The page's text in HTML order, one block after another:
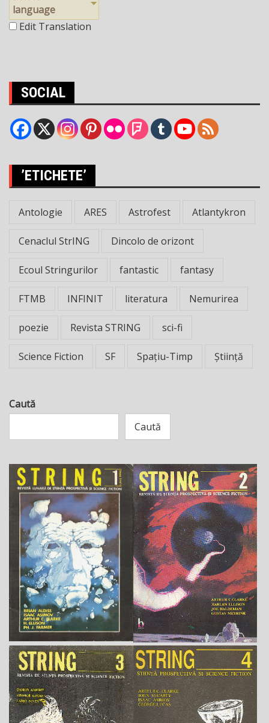
language
Edit Translation
SOCIAL
’ETICHETE’
Antologie ARES Astrofest Atlantykron
Cenaclul StrING Dincolo de orizont
Ecoul Stringurilor fantastic fantasy
FTMB INFINIT literatura Nemurirea
poezie Revista STRING sci-fi
Science Fiction SF Spațiu-Timp Știință
Caută
Caută